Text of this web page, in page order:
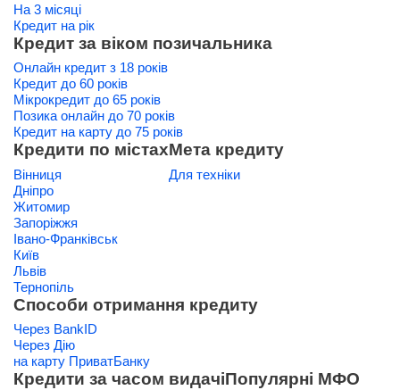
На 3 місяці
Кредит на рік
Кредит за віком позичальника
Онлайн кредит з 18 років
Кредит до 60 років
Мікрокредит до 65 років
Позика онлайн до 70 років
Кредит на карту до 75 років
Кредити по містах
Вінниця
Дніпро
Житомир
Запоріжжя
Івано-Франківськ
Київ
Львів
Тернопіль
Мета кредиту
Для техніки
Способи отримання кредиту
Через BankID
Через Дію
на карту ПриватБанку
Кредити за часом видачіПопулярні МФО